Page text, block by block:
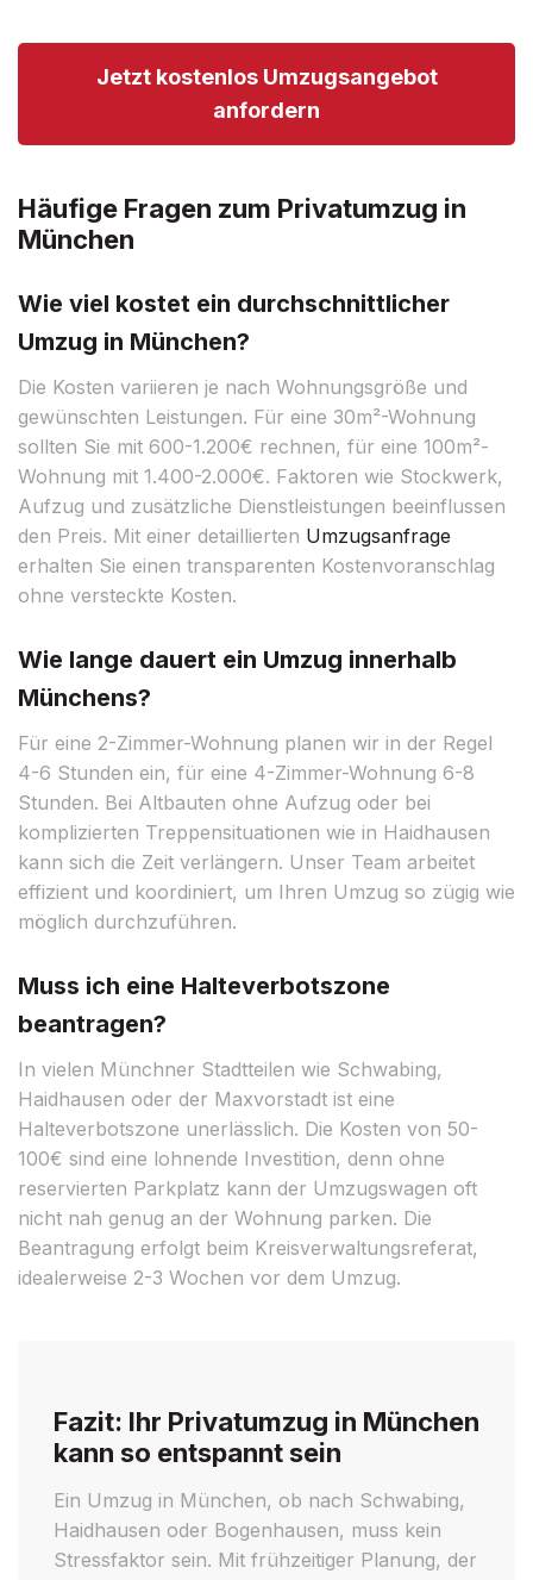
Jetzt kostenlos Umzugsangebot
anfordern
Häufige Fragen zum Privatumzug in
München
Wie viel kostet ein durchschnittlicher
Umzug in München?
Die Kosten variieren je nach Wohnungsgröße und
gewünschten Leistungen. Für eine 30m²-Wohnung
sollten Sie mit 600-1.200€ rechnen, für eine 100m²-
Wohnung mit 1.400-2.000€. Faktoren wie Stockwerk,
Aufzug und zusätzliche Dienstleistungen beeinflussen
den Preis. Mit einer detaillierten Umzugsanfrage
erhalten Sie einen transparenten Kostenvoranschlag
ohne versteckte Kosten.
Wie lange dauert ein Umzug innerhalb
Münchens?
Für eine 2-Zimmer-Wohnung planen wir in der Regel
4-6 Stunden ein, für eine 4-Zimmer-Wohnung 6-8
Stunden. Bei Altbauten ohne Aufzug oder bei
komplizierten Treppensituationen wie in Haidhausen
kann sich die Zeit verlängern. Unser Team arbeitet
effizient und koordiniert, um Ihren Umzug so zügig wie
möglich durchzuführen.
Muss ich eine Halteverbotszone
beantragen?
In vielen Münchner Stadtteilen wie Schwabing,
Haidhausen oder der Maxvorstadt ist eine
Halteverbotszone unerlässlich. Die Kosten von 50-
100€ sind eine lohnende Investition, denn ohne
reservierten Parkplatz kann der Umzugswagen oft
nicht nah genug an der Wohnung parken. Die
Beantragung erfolgt beim Kreisverwaltungsreferat,
idealerweise 2-3 Wochen vor dem Umzug.
Fazit: Ihr Privatumzug in München
kann so entspannt sein
Ein Umzug in München, ob nach Schwabing,
Haidhausen oder Bogenhausen, muss kein
Stressfaktor sein. Mit frühzeitiger Planung, der